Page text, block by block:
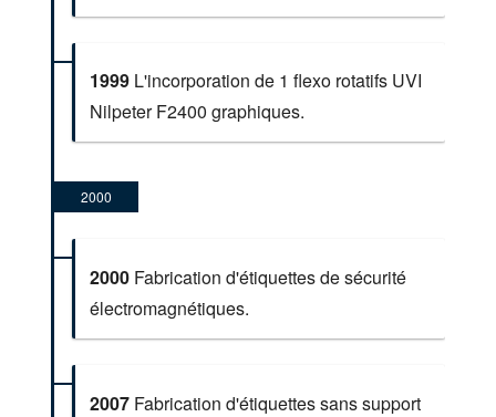
1999L'incorporation de 1 flexo rotatifs UVI
Nilpeter F2400 graphiques.
2000
2000Fabrication d'étiquettes de sécurité
électromagnétiques.
2007Fabrication d'étiquettes sans support